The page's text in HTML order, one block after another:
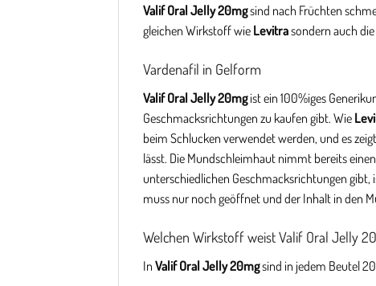
Valif Oral Jelly 20mgsind nach Früchten
gleichen Wirkstoff wieLevitrasondern auch
Vardenafil in Gelform
Valif Oral Jelly 20mgist ein 100%iges
Geschmacksrichtungen zu kaufen gibt. Wie
beim Schlucken verwendet werden, und es
lässt. Die Mundschleimhaut nimmt bereits
unterschiedlichen Geschmacksrichtungen gibt,
muss nur noch geöffnet und der Inhalt in den
Welchen Wirkstoff weist Valif Oral Jelly
InValif Oral Jelly 20mgsind in jedem Beutel